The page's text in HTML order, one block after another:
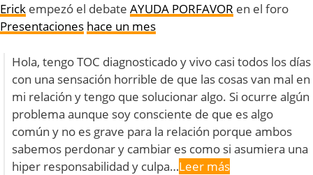
Erick empezó el debate AYUDA PORFAVOR en el foro
Presentaciones hace un mes
Hola, tengo TOC diagnosticado y vivo casi todos los días
con una sensación horrible de que las cosas van mal en
mi relación y tengo que solucionar algo. Si ocurre algún
problema aunque soy consciente de que es algo
común y no es grave para la relación porque ambos
sabemos perdonar y cambiar es como si asumiera una
hiper responsabilidad y culpa…Leer más